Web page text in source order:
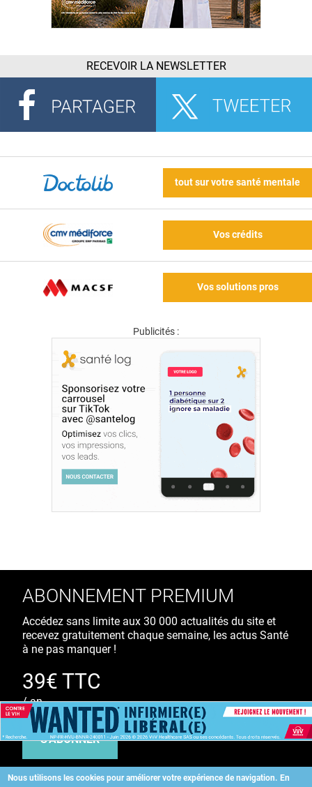
RECEVOIR LA NEWSLETTER
tout sur votre santé mentale
Vos crédits
Vos solutions pros
Publicités :
Nous utilisons les cookies pour améliorer votre expérience de navigation. En
ABONNEMENT PREMIUM
Accédez sans limite aux 30 000 actualités du site et
recevez gratuitement chaque semaine, les actus Santé
à ne pas manquer !
39€ TTC
/ an
S'ABONNER